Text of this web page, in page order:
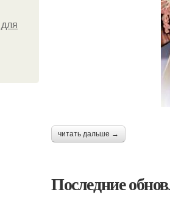
читать дальше →
Последние